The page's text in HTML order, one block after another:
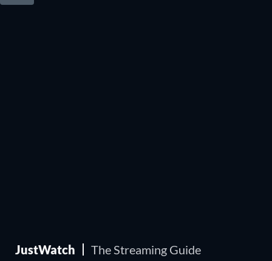
JustWatch The Streaming Guide